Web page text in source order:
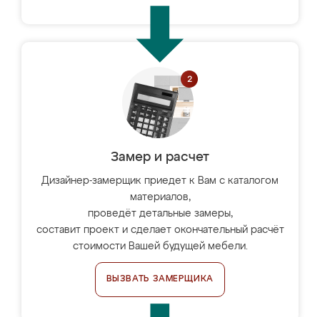
Замер и расчет
Дизайнер-замерщик приедет к Вам с каталогом
материалов,
проведёт детальные замеры,
составит проект и сделает окончательный расчёт
стоимости Вашей будущей мебели.
ВЫЗВАТЬ ЗАМЕРЩИКА